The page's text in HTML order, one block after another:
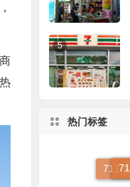
5
热门标签